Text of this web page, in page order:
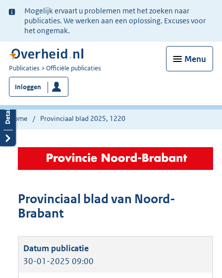
Ter
informatie:
Mogelijk ervaart u problemen met het zoeken naar
publicaties. We werken aan een oplossing. Excuses voor
het ongemak.
Menu
U
bent
nu
hier:
Publicaties Officiële publicaties
Inloggen
Home Provinciaal blad 2025, 1220
Provinciaal blad van Noord-
Brabant
30-01-2025 09:00